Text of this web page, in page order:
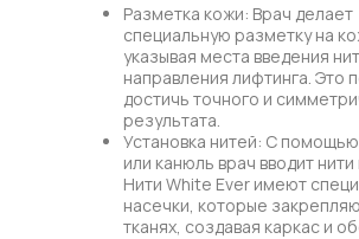
Разметка кожи: Врач делает
специальную разметку на
указывая места введения
направления лифтинга. Это
достичь точного и
результата.
Установка нитей: С помощью
или канюль врач вводит нити
Нити White Ever имеют
насечки, которые
тканях, создавая каркас и